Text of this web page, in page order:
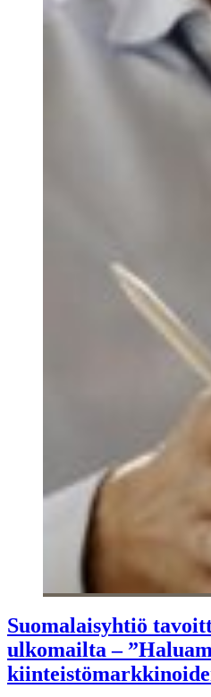
Suomalaisyhtiö
ulkomailta –